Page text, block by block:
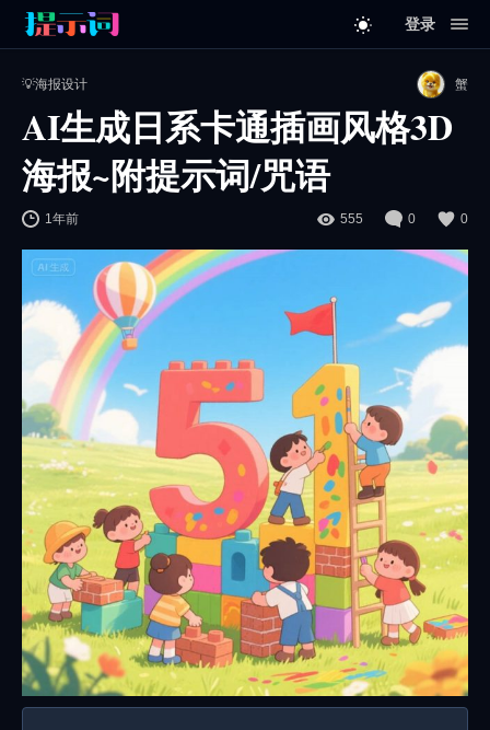
登录
💡海报设计 蟹
AI生成日系卡通插画风格3D
海报~附提示词/咒语
1年前 555 0 0